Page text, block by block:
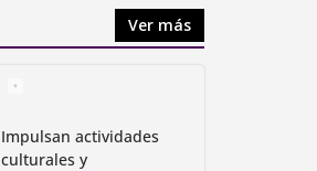
Ver más
Impulsan actividades
culturales y